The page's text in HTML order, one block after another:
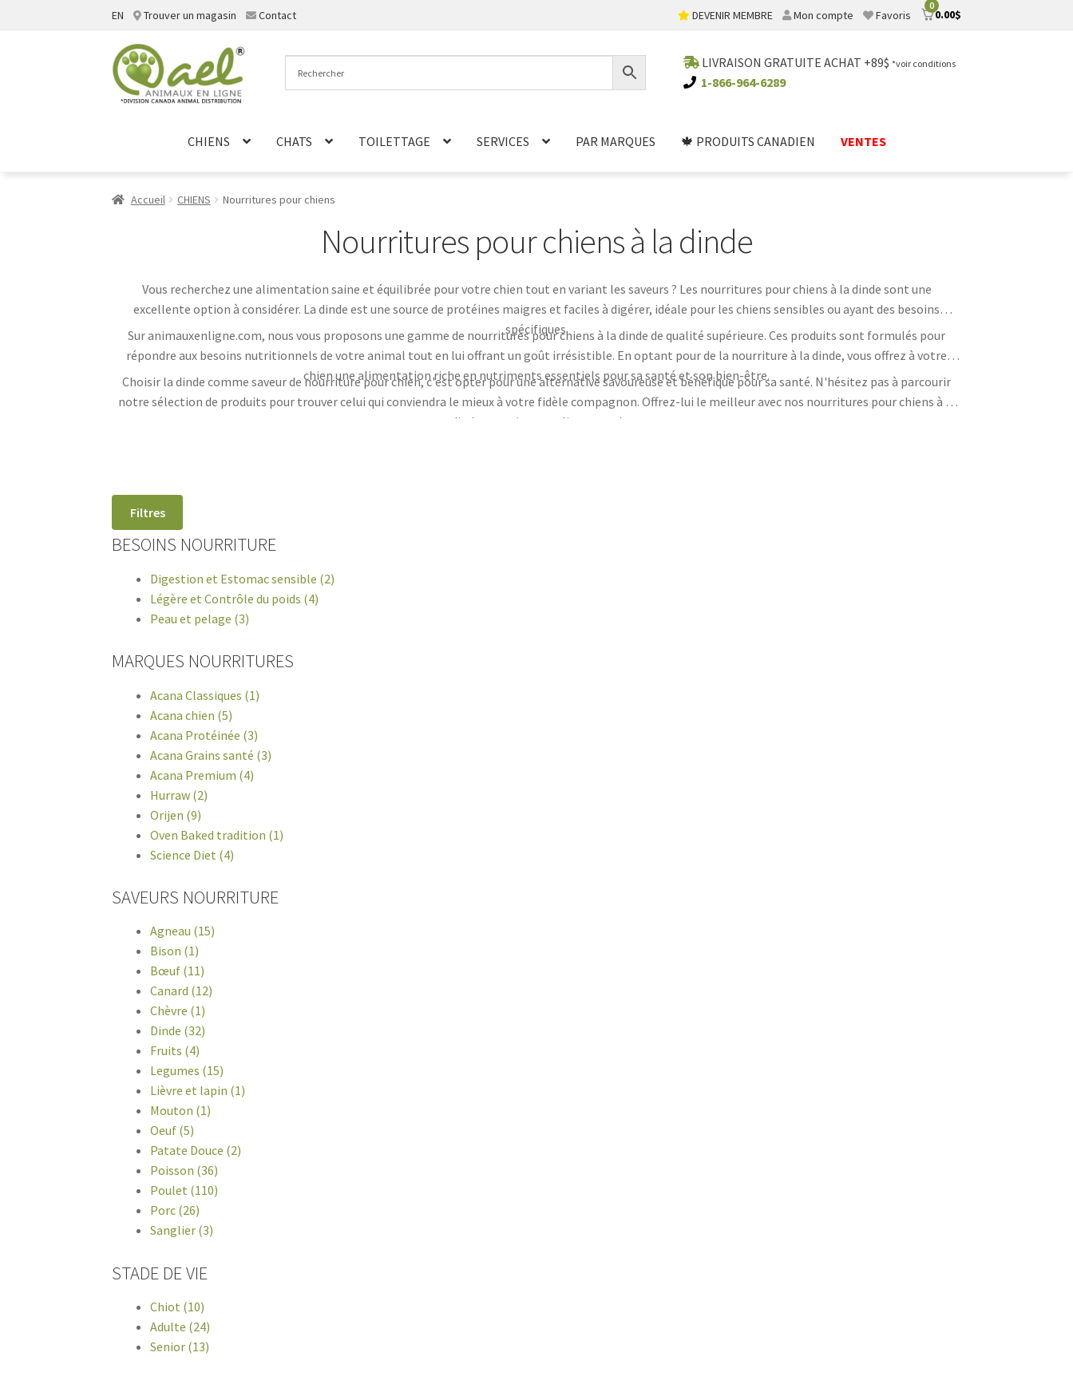
EN Trouver un magasin Contact
0
0.00$
DEVENIR MEMBRE Mon compte Favoris
Aller
à
la
Aller
au
contenu
LIVRAISON GRATUITE ACHAT +89$ *voir conditions
1-866-964-6289
CHIENS CHATS TOILETTAGE SERVICES PAR MARQUES 🍁 PRODUITS CANADIEN VENTES
Accueil CHIENS Nourritures pour chiens
Nourritures pour chiens à la dinde
Vous recherchez une alimentation saine et équilibrée pour votre chien tout en variant les saveurs ? Les nourritures pour chiens à la dinde sont une
excellente option à considérer. La dinde est une source de protéines maigres et faciles à digérer, idéale pour les chiens sensibles ou ayant des besoins
spécifiques.
Sur animauxenligne.com, nous vous proposons une gamme de nourritures pour chiens à la dinde de qualité supérieure. Ces produits sont formulés pour
répondre aux besoins nutritionnels de votre animal tout en lui offrant un goût irrésistible. En optant pour de la nourriture à la dinde, vous offrez à votre
chien une alimentation riche en nutriments essentiels pour sa santé et son bien-être.
Choisir la dinde comme saveur de nourriture pour chien, c'est opter pour une alternative savoureuse et bénéfique pour sa santé. N'hésitez pas à parcourir
notre sélection de produits pour trouver celui qui conviendra le mieux à votre fidèle compagnon. Offrez-lui le meilleur avec nos nourritures pour chiens à la
dinde sur animauxenligne.com !
Filtres
BESOINS NOURRITURE
Digestion et Estomac sensible (2)
Légère et Contrôle du poids (4)
Peau et pelage (3)
MARQUES NOURRITURES
Acana Classiques (1)
Acana chien (5)
Acana Protéinée (3)
Acana Grains santé (3)
Acana Premium (4)
Hurraw (2)
Orijen (9)
Oven Baked tradition (1)
Science Diet (4)
SAVEURS NOURRITURE
Agneau (15)
Bison (1)
Bœuf (11)
Canard (12)
Chèvre (1)
Dinde (32)
Fruits (4)
Legumes (15)
Lièvre et lapin (1)
Mouton (1)
Oeuf (5)
Patate Douce (2)
Poisson (36)
Poulet (110)
Porc (26)
Sanglier (3)
STADE DE VIE
Chiot (10)
Adulte (24)
Senior (13)